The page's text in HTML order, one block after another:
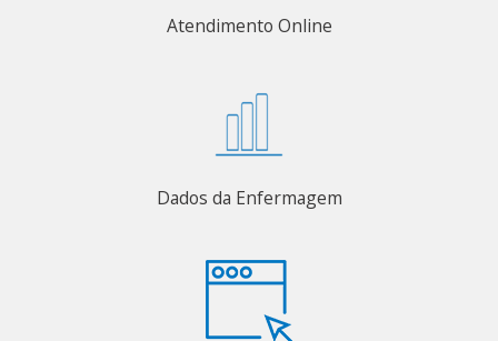
Atendimento Online
Dados da Enfermagem